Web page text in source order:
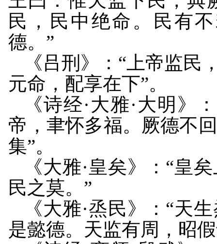
民，民中绝命。民有
德。”
《吕刑》：“上帝监民
元命，配享在下”。
《诗经·大雅·大明》
帝，聿怀多福。厥德不
集”。
《大雅·皇矣》：“皇
民之莫。”
《大雅·烝民》：“天
是懿德。天监有周，昭